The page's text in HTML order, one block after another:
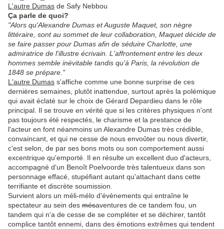
L'autre Dumas de Safy Nebbou
Ça parle de quoi?
"Alors qu'Alexandre Dumas et Auguste Maquet, son nègre
littéraire, sont au sommet de leur collaboration, Maquet décide de
se faire passer pour Dumas afin de séduire Charlotte, une
admiratrice de l'illustre écrivain. L'affrontement entre les deux
hommes semble inévitable tandis qu'à Paris, la révolution de
1848 se prépare."
L'autre Dumas s'affiche comme une bonne surprise de ces
dernières semaines, plutôt inattendue, surtout après la polémique
qui avait éclaté sur le choix de Gérard Depardieu dans le rôle
principal. Il se trouve en vérité que si les critères physiques n'ont
pas toujours été respectés, le charisme et la prestance de
l'acteur en font néanmoins un Alexandre Dumas très crédible,
convaincant, et qui ne cesse de nous envoûter ou nous divertir,
c'est selon, de par ses bons mots ou son comportement aussi
excentrique qu'emporté. Il en résulte un excellent duo d'acteurs,
accompagné d'un Benoît Poelvoorde très talentueux dans son
personnage effacé, stupéfiant autant qu'attachant dans cette
terrifiante et discrète soumission.
Survient alors un méli-mélo d'évènements qui entraîne le
spectateur au sein des mésaventures de ce tandem fou, un
tandem qui n'a de cesse de se compléter et se déchirer, tantôt
complice tantôt ennemi, dans des émotions extrêmes qui tendent